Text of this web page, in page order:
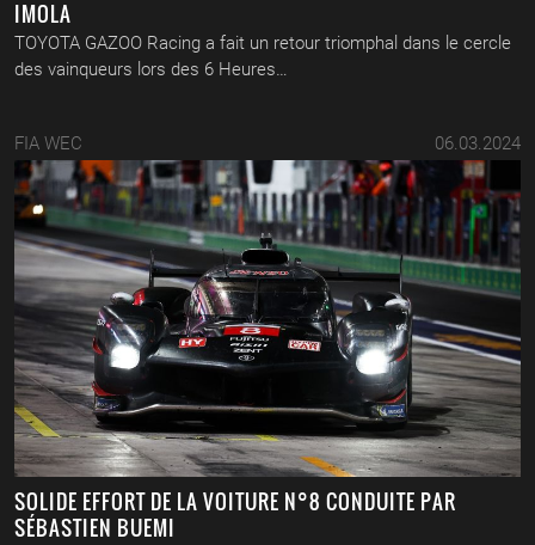
IMOLA
TOYOTA GAZOO Racing a fait un retour triomphal dans le cercle
des vainqueurs lors des 6 Heures…
FIA WEC 06.03.2024
SOLIDE EFFORT DE LA VOITURE N°8 CONDUITE PAR
SÉBASTIEN BUEMI